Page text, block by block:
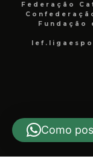
Federação
Fundação
Como